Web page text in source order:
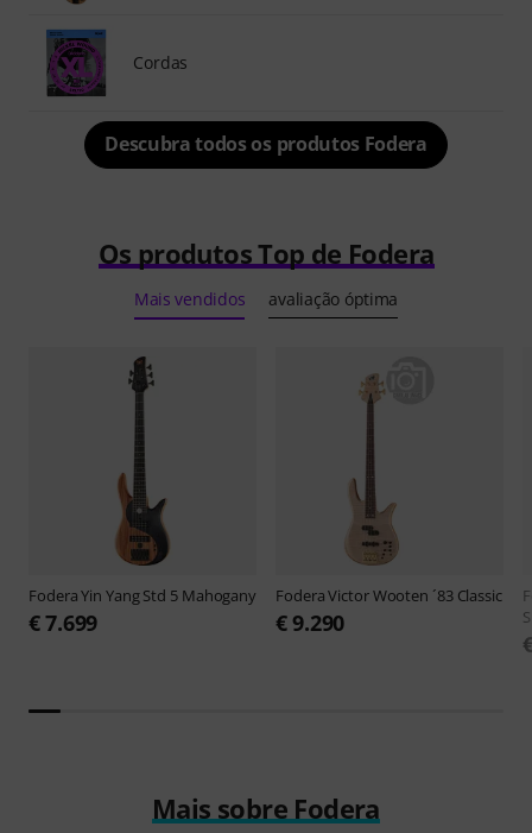
Cordas
Descubra todos os produtos Fodera
Os produtos Top de Fodera
Mais vendidos avaliação óptima
FoderaYin Yang Std 5 Mahogany
€ 7.699
FoderaVictor Wooten ´83 Classic
€ 9.290
Mais sobre Fodera